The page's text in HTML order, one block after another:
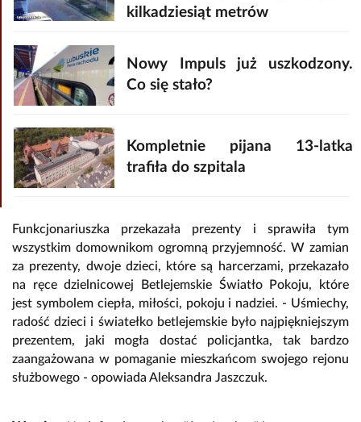
kilkadziesiąt metrów
Nowy Impuls już uszkodzony.
Co się stało?
Kompletnie pijana 13-latka
trafiła do szpitala
Funkcjonariuszka przekazała prezenty i sprawiła tym
wszystkim domownikom ogromną przyjemność. W zamian
za prezenty, dwoje dzieci, które są harcerzami, przekazało
na ręce dzielnicowej Betlejemskie Światło Pokoju, które
jest symbolem ciepła, miłości, pokoju i nadziei. - Uśmiechy,
radość dzieci i światełko betlejemskie było najpiękniejszym
prezentem, jaki mogła dostać policjantka, tak bardzo
zaangażowana w pomaganie mieszkańcom swojego rejonu
służbowego - opowiada Aleksandra Jaszczuk.